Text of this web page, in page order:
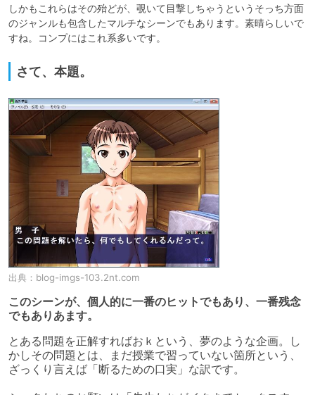
しかもこれらはその殆どが、覗いて目撃しちゃうというそっち方面
のジャンルも包含したマルチなシーンでもあります。素晴らしいで
すね。コンプにはこれ系多いです。
さて、本題。
出典： blog-imgs-103.2nt.com
このシーンが、個人的に一番のヒットでもあり、一番残念
でもありあます。
とある問題を正解すればおｋという、夢のような企画。し
かしその問題とは、まだ授業で習っていない箇所という、
ざっくり言えば「断るための口実」な訳です。